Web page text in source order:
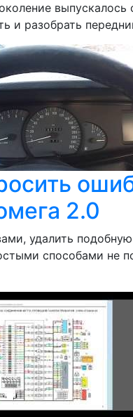
выпускалось
и разобрать
2.0
удалить
способами не